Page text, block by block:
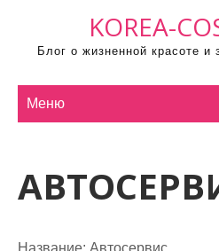
KOREA-
Блог о жизненной красоте и
Меню
Название: Автосервис